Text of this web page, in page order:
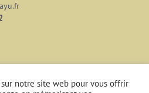
notre site web pour vous offrir